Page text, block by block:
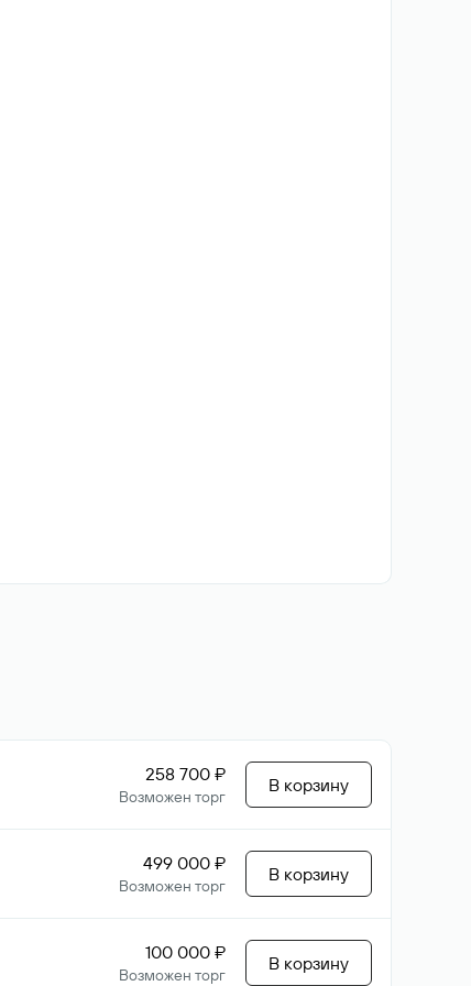
258 700 ₽
Возможен торг
В корзину
499 000 ₽
Возможен торг
В корзину
100 000 ₽
Возможен торг
В корзину